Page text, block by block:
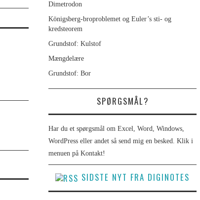
Dimetrodon
Königsberg-broproblemet og Euler’s sti- og
kredsteorem
Grundstof: Kulstof
Mængdelære
Grundstof: Bor
SPØRGSMÅL?
Har du et spørgsmål om Excel, Word, Windows,
WordPress eller andet så send mig en besked. Klik i
menuen på Kontakt!
SIDSTE NYT FRA DIGINOTES